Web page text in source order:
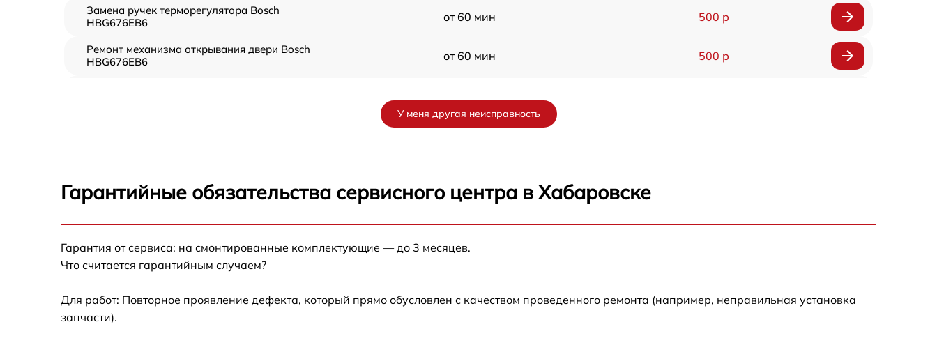
Замена ручек терморегулятора Bosch
HBG676EB6
от 60 мин 500 р
Ремонт механизма открывания двери Bosch
HBG676EB6
от 60 мин 500 р
Замена термодатчика Bosch HBG676EB6 от 60 мин
HBG676EB6
У меня другая неисправность
Гарантийные обязательства сервисного центра в Хабаровске
Гарантия от сервиса: на смонтированные комплектующие — до 3 месяцев.
Что считается гарантийным случаем?
Для работ: Повторное проявление дефекта, который прямо обусловлен с качеством проведенного ремонта (например, неправильная установка
запчасти).